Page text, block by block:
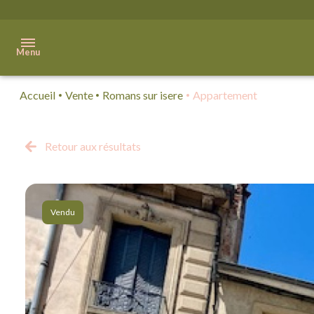
Menu
Acheter
Professionnel
Vendre
Biens
vendus
Qui
Accueil Vente Romans sur isere Appartement
Retour aux résultats
Vendu